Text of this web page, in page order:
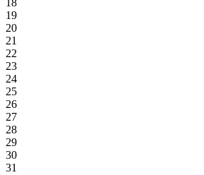
18
19
20
21
22
23
24
25
26
27
28
29
30
31